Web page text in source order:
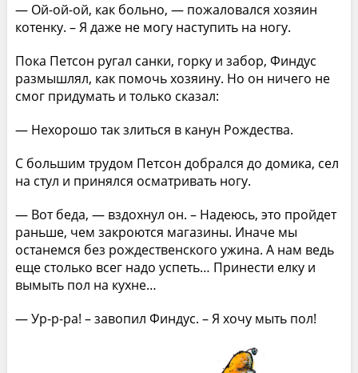
— Ой-ой-ой, как больно, — пожаловался хозяин
котенку. – Я даже не могу наступить на ногу.
Пока Петсон ругал санки, горку и забор, Финдус
размышлял, как помочь хозяину. Но он ничего не
смог придумать и только сказал:
— Нехорошо так злиться в канун Рождества.
С большим трудом Петсон добрался до домика, сел
на стул и принялся осматривать ногу.
— Вот беда, — вздохнул он. – Надеюсь, это пройдет
раньше, чем закроются магазины. Иначе мы
останемся без рождественского ужина. А нам ведь
еще столько всег надо успеть… Принести елку и
вымыть пол на кухне…
— Ур-р-ра! – завопил Финдус. – Я хочу мыть пол!